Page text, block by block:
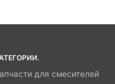
для смесителей